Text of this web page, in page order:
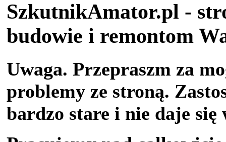
SzkutnikAmator.pl -
budowie i remontom
Uwaga. Przepraszm za
problemy ze stroną.
bardzo stare i nie daje się